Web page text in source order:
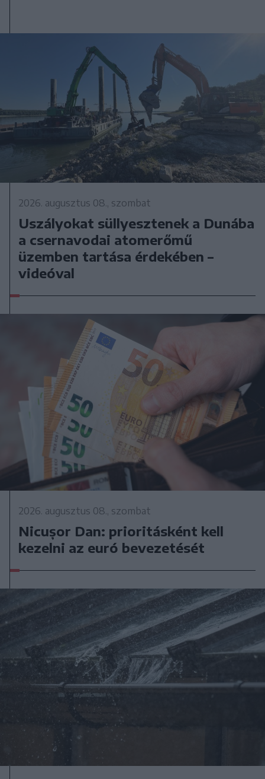
2026. augusztus 08., szombat
Uszályokat süllyesztenek a Dunába
a csernavodai atomerőmű
üzemben tartása érdekében –
videóval
2026. augusztus 08., szombat
Nicușor Dan: prioritásként kell
kezelni az euró bevezetését